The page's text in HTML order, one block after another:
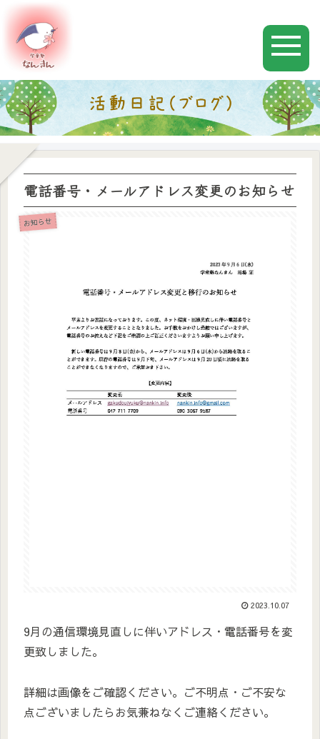
電話番号・メールアドレス変更のお知らせ
お知らせ
2023.10.07
9月の通信環境見直しに伴いアドレス・ 電話番号を変
更致しました。
詳細は画像をご確認ください。ご不明点・ご不安な
点ございましたらお気兼ねなくご連絡ください。